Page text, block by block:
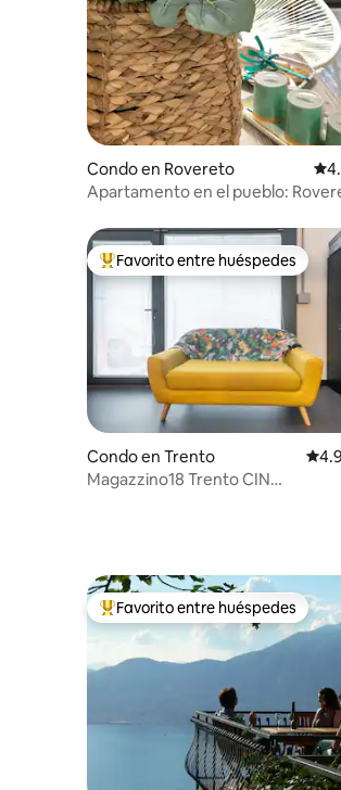
Condo en Rovereto
Apartamento en el pueblo:
Favorito entre huéspedes preferido
Favorito entre huéspedes
Condo en Trento
Magazzino18 Trento CIN
Favorito entre huéspedes
Favorito entre huéspedes